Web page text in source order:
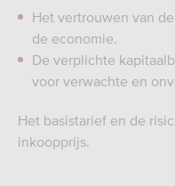
Het vertrouwen van
de economie.
De verplichte
voor verwachte en
Het basistarief en de
inkoopprijs.